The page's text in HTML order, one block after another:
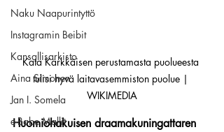
Naku Naapurintyttö
Instagramin Beibit
Kansallisarkisto
Aina Simonen
Jan I. Somela
e-Babe Mallit
Kata Kärkkäisen perustamasta puolueesta
tulisi hyvä laitavasemmiston puolue |
WIKIMEDIA
Huomiohakuisen draamakuningattaren